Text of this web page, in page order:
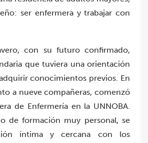
ser enfermera y trabajar con
con su futuro confirmado,
que tuviera una orientación
conocimientos previos. En
a nueve compañeras, comenzó
de Enfermería en la UNNOBA.
de formación muy personal, se
íntima y cercana con los